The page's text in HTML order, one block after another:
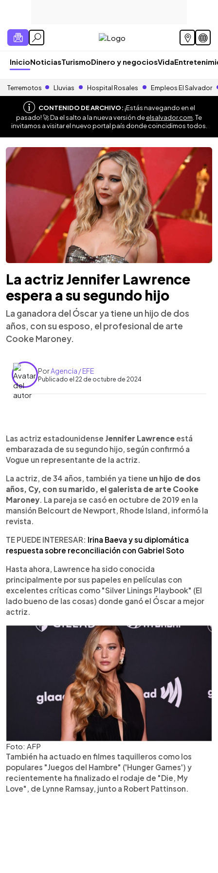
InicioNoticiasTurismoDinero y negociosVida
Terremotos Lluvias Hospital Rosales Empleos El Salvador
CONTENIDO DE ARCHIVO:¡Estás navegando en el
pasado! 🚀 Da el salto a la nueva versión deelsalvador.com . Te
invitamos a visitar el nuevo portal país donde coincidimos todos.
La actriz Jennifer Lawrence
espera a su segundo hijo
La ganadora del Óscar ya tiene un hijo de dos
años, con su esposo, el profesional de arte
Cooke Maroney.
PorAgencia / EFE
Publicado el 22 de octubre de 2024
► Escuchar artículo
Las actriz estadounidense Jennifer Lawrence está
embarazada de su segundo hijo, según confirmó a
Vogue un representante de la actriz.
La actriz, de 34 años, también ya tiene un hijo de dos
años, Cy, con su marido, el galerista de arte Cooke
Maroney. La pareja se casó en octubre de 2019 en la
mansión Belcourt de Newport, Rhode Island, informó la
revista.
TE PUEDE INTERESAR: Irina Baeva y su diplomática
respuesta sobre reconciliación con Gabriel Soto
Hasta ahora, Lawrence ha sido conocida
principalmente por sus papeles en películas con
excelentes críticas como "Silver Linings Playbook" (El
lado bueno de las cosas) donde ganó el Óscar a mejor
actriz.
Foto: AFP
También ha actuado en filmes taquilleros como los
populares "Juegos del Hambre" ('Hunger Games') y
recientemente ha finalizado el rodaje de "Die, My
Love", de Lynne Ramsay, junto a Robert Pattinson.